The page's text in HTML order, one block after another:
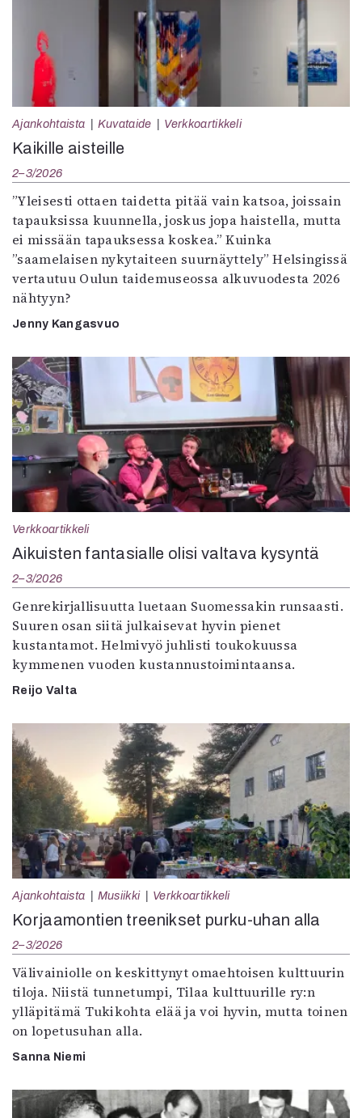
Ajankohtaista Kuvataide Verkkoartikkeli
Kaikille aisteille
2–3/2026
”Yleisesti ottaen taidetta pitää vain katsoa, joissain
tapauksissa kuunnella, joskus jopa haistella, mutta
ei missään tapauksessa koskea.” Kuinka
”saamelaisen nykytaiteen suurnäyttely” Helsingissä
vertautuu Oulun taidemuseossa alkuvuodesta 2026
nähtyyn?
Jenny Kangasvuo
Verkkoartikkeli
Aikuisten fantasialle olisi valtava kysyntä
2–3/2026
Genrekirjallisuutta luetaan Suomessakin runsaasti.
Suuren osan siitä julkaisevat hyvin pienet
kustantamot. Helmivyö juhlisti toukokuussa
kymmenen vuoden kustannustoimintaansa.
Reijo Valta
Ajankohtaista Musiikki Verkkoartikkeli
Korjaamontien treenikset purku-uhan alla
2–3/2026
Välivainiolle on keskittynyt omaehtoisen kulttuurin
tiloja. Niistä tunnetumpi, Tilaa kulttuurille ry:n
ylläpitämä Tukikohta elää ja voi hyvin, mutta toinen
on lopetusuhan alla.
Sanna Niemi